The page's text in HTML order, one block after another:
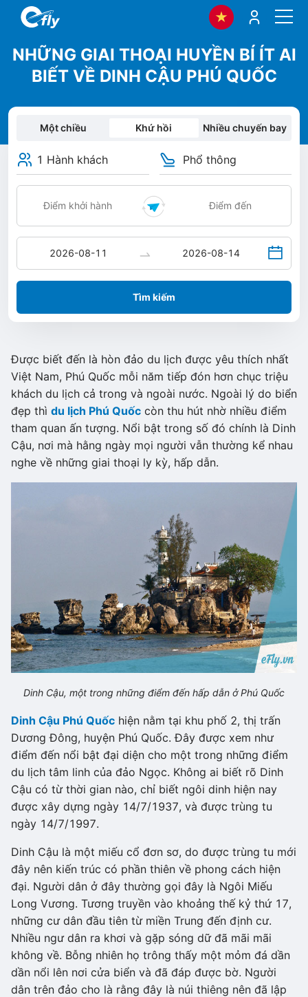
NHỮNG GIAI THOẠI HUYỀN BÍ ÍT AI
BIẾT VỀ DINH CẬU PHÚ QUỐC
Một chiều Khứ hồi Nhiều chuyến bay
1 Hành khách Phổ thông
Tìm kiếm
Được biết đến là hòn đảo du lịch được yêu thích nhất
Việt Nam, Phú Quốc mỗi năm tiếp đón hơn chục triệu
khách du lịch cả trong và ngoài nước. Ngoài lý do biển
đẹp thì du lịch Phú Quốc còn thu hút nhờ nhiều điểm
tham quan ấn tượng. Nổi bật trong số đó chính là Dinh
Cậu, nơi mà hằng ngày mọi người vẫn thường kể nhau
nghe về những giai thoại ly kỳ, hấp dẫn.
Dinh Cậu, một trong những điểm đến hấp dẫn ở Phú Quốc
Dinh Cậu Phú Quốc hiện nằm tại khu phố 2, thị trấn
Dương Đông, huyện Phú Quốc. Đây được xem như
điểm đến nổi bật đại diện cho một trong những điểm
du lịch tâm linh của đảo Ngọc. Không ai biết rõ Dinh
Cậu có từ thời gian nào, chỉ biết ngôi dinh hiện nay
được xây dựng ngày 14/7/1937, và được trùng tu
ngày 14/7/1997.
Dinh Cậu là một miếu cổ đơn sơ, do được trùng tu mới
đây nên kiến trúc có phần thiên về phong cách hiện
đại. Người dân ở đây thường gọi đây là Ngôi Miếu
Long Vương. Tương truyền vào khoảng thế kỷ thứ 17,
những cư dân đầu tiên từ miền Trung đến định cư.
Nhiều ngư dân ra khơi và gặp sóng dữ đã mãi mãi
không về. Bỗng nhiên họ trông thấy một mỏm đá dần
dần nổi lên nơi cửa biển và đã đáp được bờ. Người
dân trên đảo cho là rằng đây là núi thiêng nên đã lập